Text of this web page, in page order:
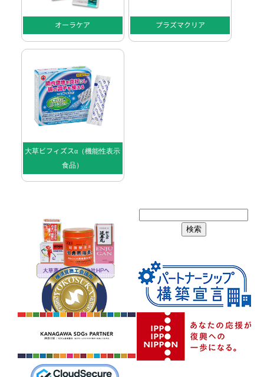
オーラケア プラズマクリア
大草ビフィズスα（機能性表示
食品）